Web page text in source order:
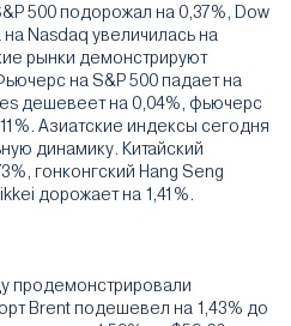
500 подорожал на 0,37%, Dow
Nasdaq увеличилась на
рынки демонстрируют
на S&P 500 падает на
дешевеет на 0,04%, фьючерс
Азиатские индексы сегодня
динамику. Китайский
гонконгский Hang Seng
дорожает на 1,41%.
продемонстрировали
Brent подешевел на 1,43% до